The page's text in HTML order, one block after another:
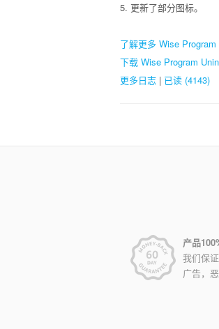
5. 更新了部分图标。
了解更多 Wise
下载 Wise Program
更多日志 | 已读 (4143)
产品
我们保
广告，